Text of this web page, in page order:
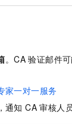
。CA 验证邮件
家一对一服务
知 CA 审核人员